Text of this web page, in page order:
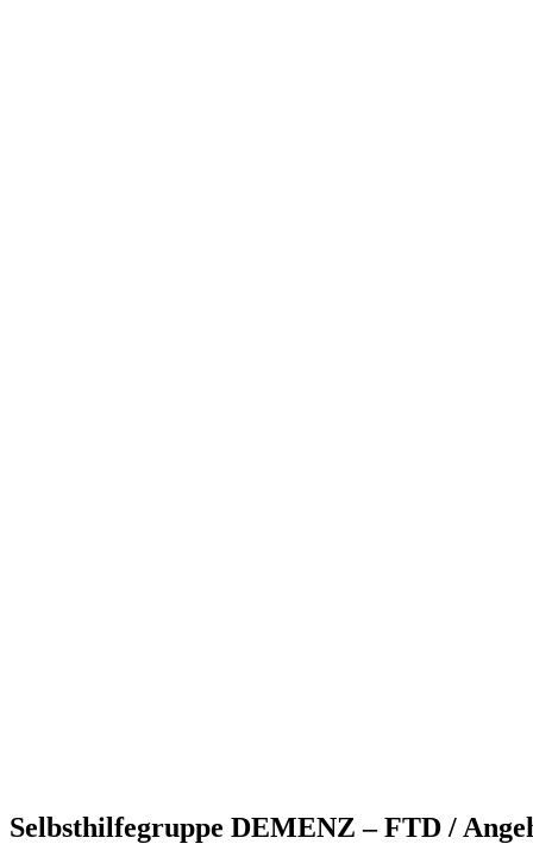
Selbsthilfegruppe DEMENZ – FTD /